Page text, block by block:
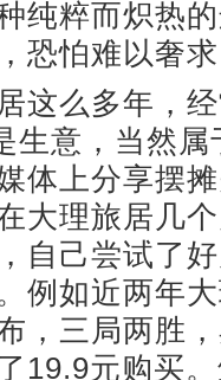
纯粹而炽热
恐怕难以奢
么多年，经
生意，当然
体上分享摆
大理旅居几
自己尝试了
例如近两年
三局两胜
19.9元购买